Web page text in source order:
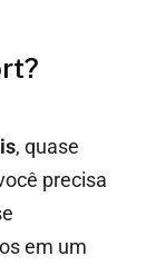
, quase
precisa
em um